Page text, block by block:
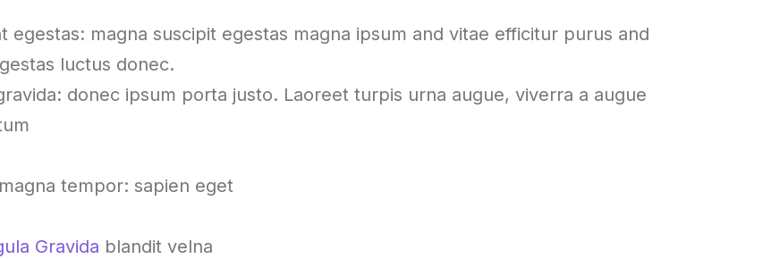
egestas: magna suscipit egestas magna ipsum and vitae efficitur purus and
luctus donec.
donec ipsum porta justo. Laoreet turpis urna augue, viverra a augue
tempor: sapien eget
Gravida blandit velna